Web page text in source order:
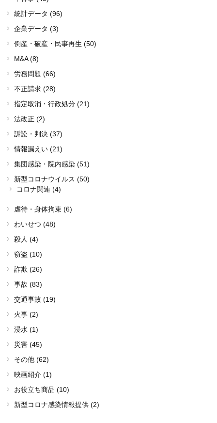
統計データ (96)
企業データ (3)
倒産・破産・民事再生 (50)
M&A (8)
労務問題 (66)
不正請求 (28)
指定取消・行政処分 (21)
法改正 (2)
訴訟・判決 (37)
情報漏えい (21)
集団感染・院内感染 (51)
新型コロナウイルス (50)
コロナ関連 (4)
虐待・身体拘束 (6)
わいせつ (48)
殺人 (4)
窃盗 (10)
詐欺 (26)
事故 (83)
交通事故 (19)
火事 (2)
浸水 (1)
災害 (45)
その他 (62)
映画紹介 (1)
お役立ち商品 (10)
新型コロナ感染情報提供 (2)